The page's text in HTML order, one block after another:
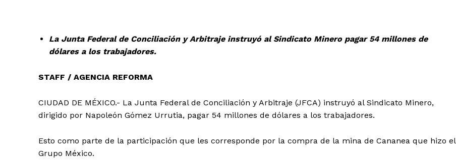
La Junta Federal de Conciliación y Arbitraje instruyó al Sindicato Minero pagar 54 millones de
dólares a los trabajadores.
STAFF / AGENCIA REFORMA
CIUDAD DE MÉXICO.- La Junta Federal de Conciliación y Arbitraje (JFCA) instruyó al Sindicato Minero,
dirigido por Napoleón Gómez Urrutia, pagar 54 millones de dólares a los trabajadores.
Esto como parte de la participación que les corresponde por la compra de la mina de Cananea que hizo el
Grupo México.